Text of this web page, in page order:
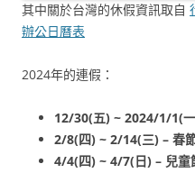
其中關於台灣的休假資訊取自
辦公日曆表
2024年的連假：
12/30(五) ~ 2024/1/1(
2/8(四) ~ 2/14(三) – 春
4/4(四) ~ 4/7(日) – 兒童